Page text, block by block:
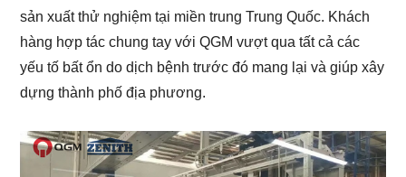
sản xuất thử nghiệm tại miền trung Trung Quốc. Khách
hàng hợp tác chung tay với QGM vượt qua tất cả các
yếu tố bất ổn do dịch bệnh trước đó mang lại và giúp xây
dựng thành phố địa phương.